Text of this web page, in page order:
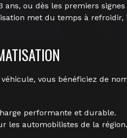
ou dès les premiers
met du temps à
vous bénéficiez de
performante et durable.
les automobilistes de la région.